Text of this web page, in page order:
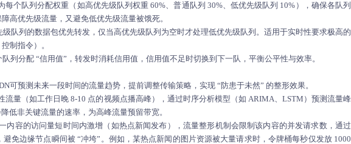
每个队列分配权重（如高优先级队列权重 60%、普通队列 30%、低优先级队列 10%），确保各队列
高优先级流量，又避免低优先级流量被饿死。
级队列的数据包优先转发，仅当高优先级队列为空时才处理低优先级队列。适用于实时性要求极高的
制指令）。
队列分配 “信用值”，转发时消耗信用值，信用值不足时切换到下一队，平衡公平性与效率。
可预测未来一段时间的流量趋势，提前调整传输策略，实现 “防患于未然” 的整形效果。
流量（如工作日晚 8-10 点的视频点播高峰），通过时序分析模型（如 ARIMA、LSTM）预测流量峰
低非关键流量的速率，为高峰流量预留带宽。
内容的访问量短时间内激增（如热点新闻发布），流量整形机制会限制该内容的并发请求数，通过
免边缘节点瞬间被 “冲垮”。例如，某热点新闻的图片资源被大量请求时，令牌桶每秒仅发放 1000